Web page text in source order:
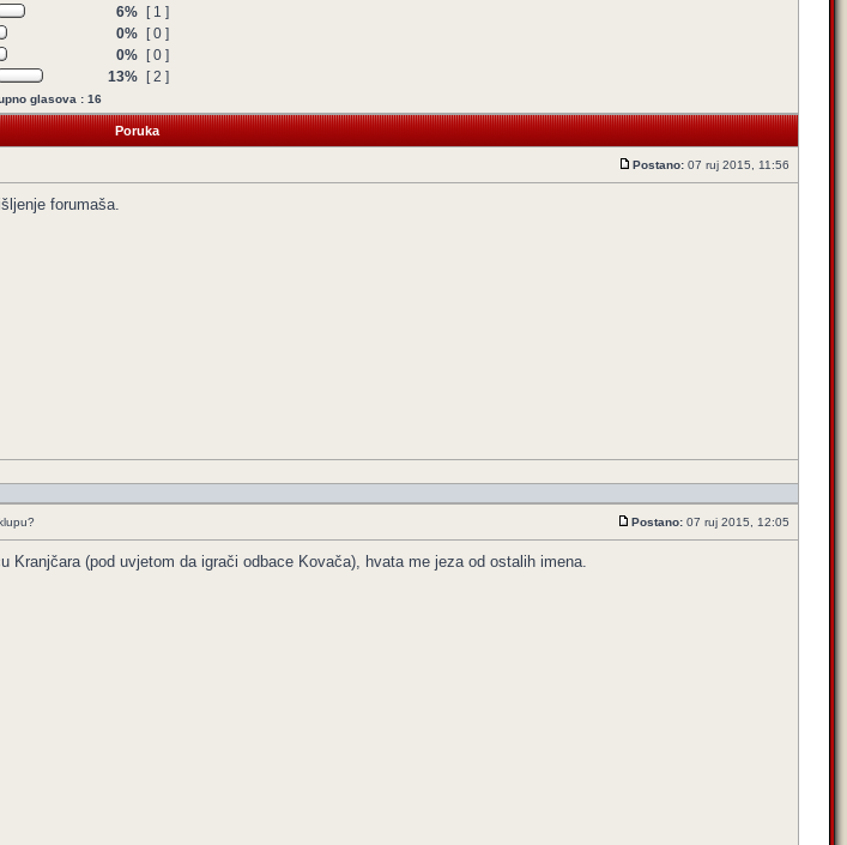
6%
[ 1 ]
0%
[ 0 ]
0%
[ 0 ]
13% [ 2 ]
glasova : 16
Poruka
Postano: 07 ruj 2015, 11:56
forumaša.
Postano: 07 ruj 2015, 12:05
(pod uvjetom da igrači odbace Kovača), hvata me jeza od ostalih imena.